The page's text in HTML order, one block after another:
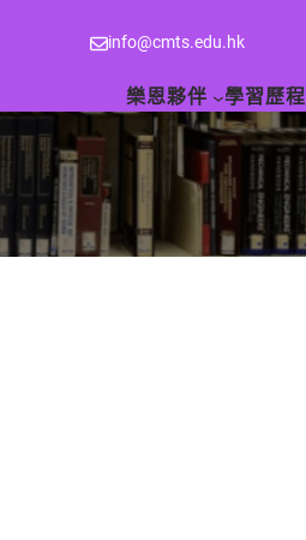
info@cmts.edu.hk
樂恩夥伴 學習歷程